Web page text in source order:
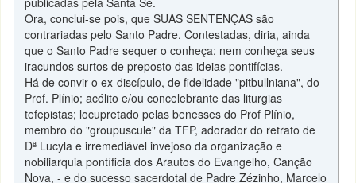
Ora, conclui-se pois, que SUAS SENTENÇAS são
contrariadas pelo Santo Padre. Contestadas, diria, ainda
que o Santo Padre sequer o conheça; nem conheça seus
iracundos surtos de preposto das ideias pontifícias.
Há de convir o ex-discípulo, de fidelidade "pitbullniana", do
Prof. Plínio; acólito e/ou concelebrante das liturgias
tefepistas; locupretado pelas benesses do Prof Plínio,
membro do "groupuscule" da TFP, adorador do retrato de
Dª Lucyla e irremediável invejoso da organização e
nobiliarquia pontíficia dos Arautos do Evangelho, Canção
Nova, - e do sucesso sacerdotal de Padre Zézinho, Marcelo